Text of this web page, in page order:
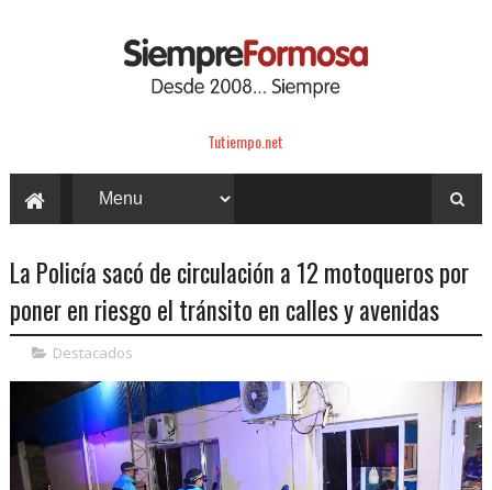
Tutiempo.net
La Policía sacó de circulación a 12 motoqueros por
poner en riesgo el tránsito en calles y avenidas
Destacados